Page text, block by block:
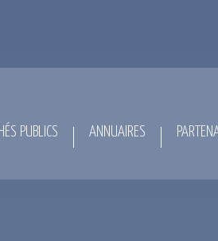
PUBLICS ANNUAIRES